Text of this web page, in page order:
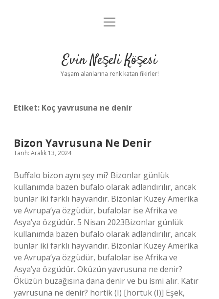
Anasayfa
Yasal Uyarı
menüyü
Evin Neşeli Köşesi
Yaşam alanlarına renk katan fikirler!
Etiket: Koç yavrusuna ne denir
Bizon Yavrusuna Ne Denir
Tarih: Aralık 13, 2024
Buffalo bizon aynı şey mi? Bizonlar günlük
kullanımda bazen bufalo olarak adlandırılır, ancak
bunlar iki farklı hayvandır. Bizonlar Kuzey Amerika
ve Avrupa’ya özgüdür, bufalolar ise Afrika ve
Asya’ya özgüdür. 5 Nisan 2023Bizonlar günlük
kullanımda bazen bufalo olarak adlandırılır, ancak
bunlar iki farklı hayvandır. Bizonlar Kuzey Amerika
ve Avrupa’ya özgüdür, bufalolar ise Afrika ve
Asya’ya özgüdür. Öküzün yavrusuna ne denir?
Öküzün buzağısına dana denir ve bu ismi alır. Katır
yavrusuna ne denir? hortik (I) [hortuk (I)] Eşek,